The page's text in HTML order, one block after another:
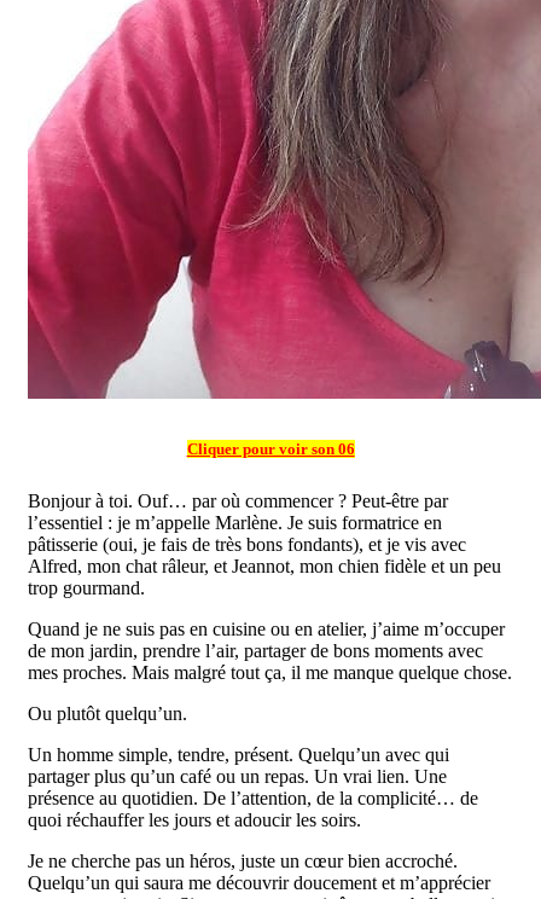
Cliquer pour voir son 06
Bonjour à toi. Ouf… par où commencer ? Peut-être par
l’essentiel : je m’appelle Marlène. Je suis formatrice en
pâtisserie (oui, je fais de très bons fondants), et je vis avec
Alfred, mon chat râleur, et Jeannot, mon chien fidèle et un peu
trop gourmand.
Quand je ne suis pas en cuisine ou en atelier, j’aime m’occuper
de mon jardin, prendre l’air, partager de bons moments avec
mes proches. Mais malgré tout ça, il me manque quelque chose.
Ou plutôt quelqu’un.
Un homme simple, tendre, présent. Quelqu’un avec qui
partager plus qu’un café ou un repas. Un vrai lien. Une
présence au quotidien. De l’attention, de la complicité… de
quoi réchauffer les jours et adoucir les soirs.
Je ne cherche pas un héros, juste un cœur bien accroché.
Quelqu’un qui saura me découvrir doucement et m’apprécier